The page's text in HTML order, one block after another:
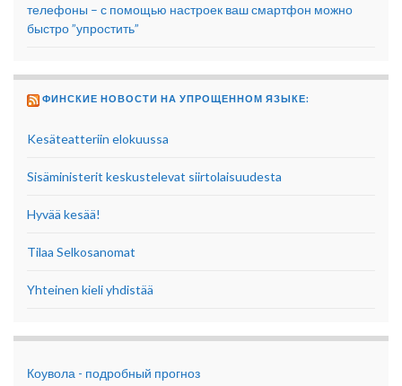
телефоны – с помощью настроек ваш смартфон можно
быстро ”упростить”
ФИНСКИЕ НОВОСТИ НА УПРОЩЕННОМ ЯЗЫКЕ:
Kesäteatteriin elokuussa
Sisäministerit keskustelevat siirtolaisuudesta
Hyvää kesää!
Tilaa Selkosanomat
Yhteinen kieli yhdistää
Коувола - подробный прогноз